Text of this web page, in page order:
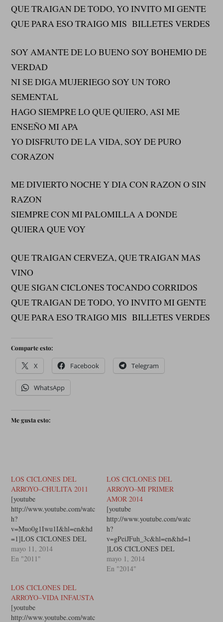
QUE TRAIGAN DE TODO, YO INVITO MI GENTE
QUE PARA ESO TRAIGO MIS BILLETES VERDES
SOY AMANTE DE LO BUENO SOY BOHEMIO DE
VERDAD
NI SE DIGA MUJERIEGO SOY UN TORO
SEMENTAL
HAGO SIEMPRE LO QUE QUIERO, ASI ME
ENSEÑO MI APA
YO DISFRUTO DE LA VIDA, SOY DE PURO
CORAZON
ME DIVIERTO NOCHE Y DIA CON RAZON O SIN
RAZON
SIEMPRE CON MI PALOMILLA A DONDE
QUIERA QUE VOY
QUE TRAIGAN CERVEZA, QUE TRAIGAN MAS
VINO
QUE SIGAN CICLONES TOCANDO CORRIDOS
QUE TRAIGAN DE TODO, YO INVITO MI GENTE
QUE PARA ESO TRAIGO MIS BILLETES VERDES
Comparte esto:
X Facebook Telegram
WhatsApp
Me gusta esto:
LOS CICLONES DEL
ARROYO–CHULITA 2011
[youtube
http://www.youtube.com/watc
h?
v=Muo0g1Iwu1I&hl=en&hd
=1]LOS CICLONES DEL
ARROYO–CHULITA 2011
YA VINE SIN QUE ME
GANAR DINERO PERO EL
DINERONO VALE NADA
CUANDO HAY AMOR ESA
NOCHE TE LO DIJE QUE
mayo 11, 2014
En "2011"
LOS CICLONES DEL
ARROYO–MI PRIMER
AMOR 2014
[youtube
http://www.youtube.com/watc
h?
v=gPeiJFuh_3c&hl=en&hd=1
]LOS CICLONES DEL
ARROYO–MI PRIMER
AMOR 2014 SABES VIDA
mayo 1, 2014
En "2014"
LOS CICLONES DEL
ARROYO–VIDA INFAUSTA
[youtube
http://www.youtube.com/watc